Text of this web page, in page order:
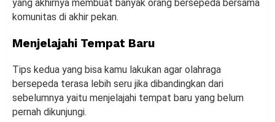
yang akhirnya membuat banyak orang bersepeda bersama
komunitas di akhir pekan.
Menjelajahi Tempat Baru
Tips kedua yang bisa kamu lakukan agar olahraga
bersepeda terasa lebih seru jika dibandingkan dari
sebelumnya yaitu menjelajahi tempat baru yang belum
pernah dikunjungi.